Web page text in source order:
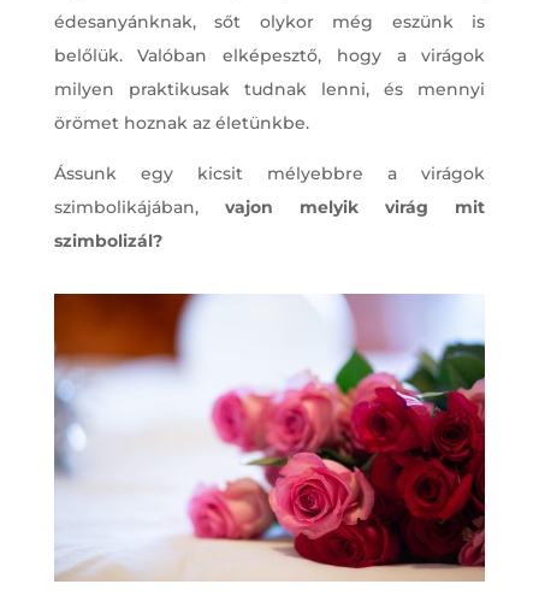
édesanyánknak, sőt olykor még eszünk is
belőlük. Valóban elképesztő, hogy a virágok
milyen praktikusak tudnak lenni, és mennyi
örömet hoznak az életünkbe.
Ássunk egy kicsit mélyebbre a virágok
szimbolikájában, vajon melyik virág mit
szimbolizál?